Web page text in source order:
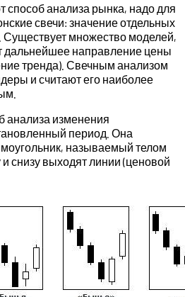
способ анализа рынка, надо для
свечи: значение отдельных
Существует множество моделей,
дальнейшее направление цены
тренда). Свечным анализом
и считают его наиболее
анализа изменения
период. Она
называемый телом
и снизу выходят линии (ценовой